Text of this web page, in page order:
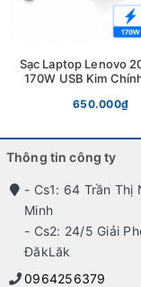
Sạc Laptop Lenovo
170W USB Kim
650.000₫
Thông tin công ty
- Cs1: 64 Trần Thị
Minh
- Cs2: 24/5 Giải
ĐăkLăk
0964256379